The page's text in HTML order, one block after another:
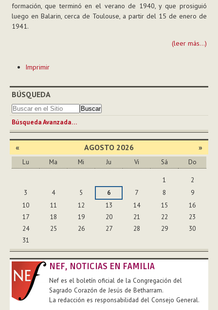
formación, que terminó en el verano de 1940, y que prosiguió
luego en Balarin, cerca de Toulouse, a partir del 15 de enero de
1941.
(leer más...)
de
Imprimir
BÚSQUEDA
Búsqueda Avanzada…
« AGOSTO 2026 »
Lu Ma Mi Ju Vi Sá Do
1
2
3
4 5 6 7 8
9
10
11 12 13 14 15
16
17
18 19 20 21 22
23
24
25 26 27 28 29
30
31
NEF, NOTICIAS EN FAMILIA
Nef es el boletín oficial de la Congregación del
Sagrado Corazón de Jesús de Betharram.
La redacción es responsabilidad del Consejo General.